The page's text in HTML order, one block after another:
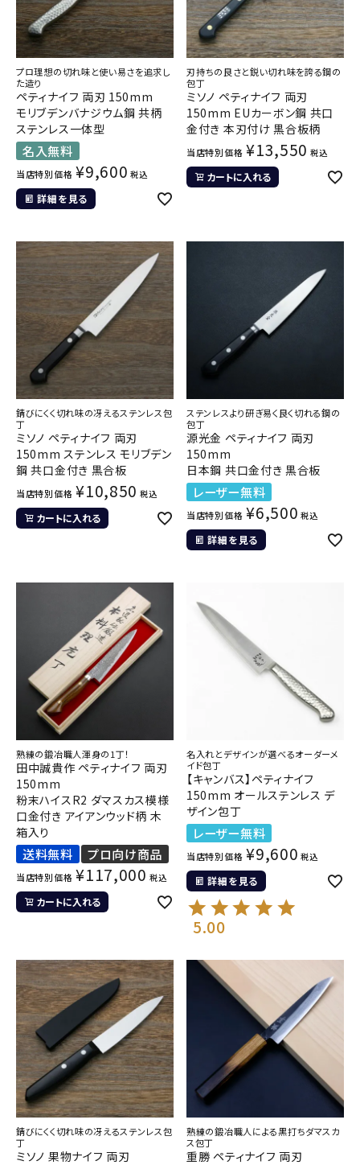
プロ理想の切れ味と使い易さを追求し
た造り
ペティナイフ 両刃 150mm
モリブデンバナジウム鋼 共柄
ステンレス一体型
名入無料
当店特別価格 ¥9,600 税込
詳細を見る
刃持ちの良さと鋭い切れ味を誇る鋼の
包丁
ミソノ ペティナイフ 両刃
150mm EUカーボン鋼 共口
金付き 本刃付け 黒合板柄
当店特別価格 ¥13,550 税込
カートに入れる
錆びにくく切れ味の冴えるステンレス包
丁
ミソノ ペティナイフ 両刃
150mm ステンレス モリブデン
鋼 共口金付き 黒合板
当店特別価格 ¥10,850 税込
カートに入れる
ステンレスより研ぎ易く良く切れる鋼の
包丁
源光金 ペティナイフ 両刃
150mm
日本鋼 共口金付き 黒合板
レーザー無料
当店特別価格 ¥6,500 税込
詳細を見る
熟練の鍛冶職人渾身の1丁！
田中誠貴作 ペティナイフ 両刃
150mm
粉末ハイスR2 ダマスカス模様
口金付き アイアンウッド柄 木
箱入り
送料無料 プロ向け商品
当店特別価格 ¥117,000 税込
カートに入れる
名入れとデザインが選べるオーダーメ
イド包丁
【キャンバス】ペティナイフ
150mm オールステンレス デ
ザイン包丁
レーザー無料
当店特別価格 ¥9,600 税込
詳細を見る
5.00
錆びにくく切れ味の冴えるステンレス包
丁
ミソノ 果物ナイフ 両刃
熟練の鍛冶職人による黒打ちダマスカ
ス包丁
重勝 ペティナイフ 両刃